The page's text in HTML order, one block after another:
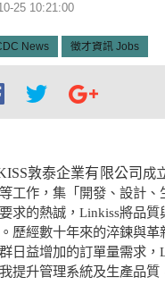
25 10:21:00
News 徵才資訊 Jobs
敦泰企業有限公司 成
工作，集「開發、設計
求的熱誠，Linkiss將品
歷經數十年來的淬鍊與
日益增加的訂單量需求
提升管理系統及生產品質